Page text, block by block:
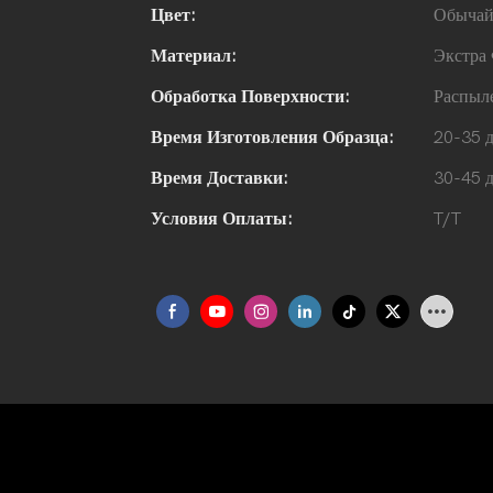
Цвет: Обычай
Материал:
Обработка Поверхности:
Время Изготовления Образца: 20-35
Время Доставки: 30-45
Условия Оплаты: T/T